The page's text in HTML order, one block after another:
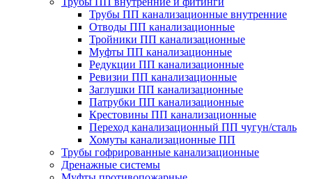
Трубы ПП канализационные внутренние
Отводы ПП канализационные
Тройники ПП канализационные
Муфты ПП канализационные
Редукции ПП канализационные
Ревизии ПП канализационные
Заглушки ПП канализационные
Патрубки ПП канализационные
Крестовины ПП канализационные
Переход канализационный ПП чугун/сталь
Хомуты канализационные ПП
Трубы гофрированные канализационные
Дренажные системы